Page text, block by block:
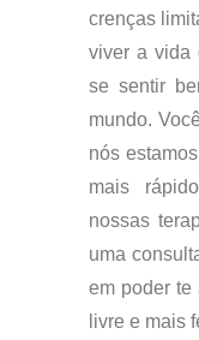
crenças
viver a vida
se sentir
mundo.
nós
mais
nossas
uma
em poder te
livre e mais